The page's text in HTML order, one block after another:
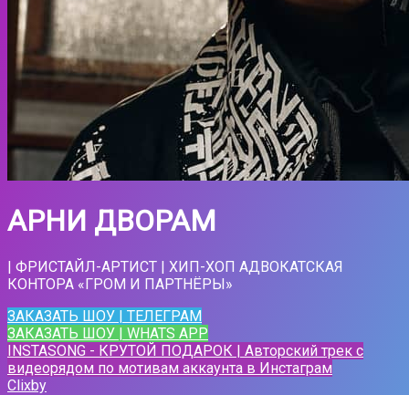
АРНИ ДВОРАМ
| ФРИСТАЙЛ-АРТИСТ | ХИП-ХОП АДВОКАТСКАЯ
КОНТОРА «ГРОМ И ПАРТНЁРЫ»
ЗАКАЗАТЬ ШОУ | ТЕЛЕГРАМ
ЗАКАЗАТЬ ШОУ | WHATS APP
INSTASONG - КРУТОЙ ПОДАРОК | Авторский трек с
видеорядом по мотивам аккаунта в Инстаграм
Clixby